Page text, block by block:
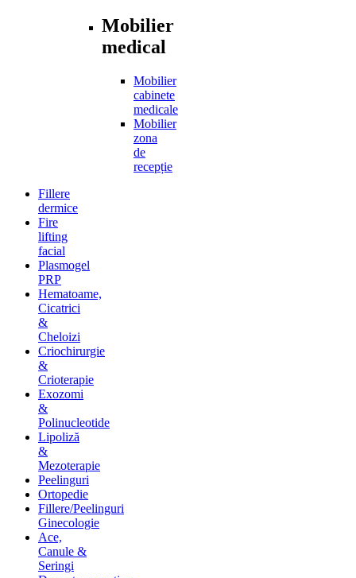
Mobilier
medical
Mobilier
cabinete
medicale
Mobilier
zona
de
recepție
Fillere
dermice
Fire
lifting
facial
Plasmogel
PRP
Hematoame,
Cicatrici
&
Cheloizi
Criochirurgie
&
Crioterapie
Exozomi
&
Polinucleotide
Lipoliză
&
Mezoterapie
Peelinguri
Ortopedie
Fillere/Peelinguri
Ginecologie
Ace,
Canule &
Seringi